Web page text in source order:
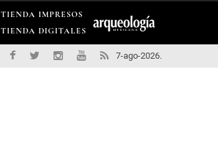
TIENDA IMPRESOS
TIENDA DIGITALES
7-ago-2026.